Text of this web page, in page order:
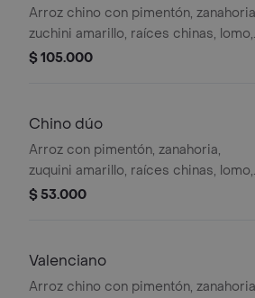
Arroz chino con pimentón,
zuchini amarillo, raíces chinas, lomo,
salchicha, jamón, camarones, 1 pollo
$ 105.000
Chino dúo
Arroz con pimentón, zanahoria,
zuquini amarillo, raíces chinas, lomo,
salchicha, jamón, 1/4 de pollo dorado
$ 53.000
Valenciano
Arroz chino con pimentón,